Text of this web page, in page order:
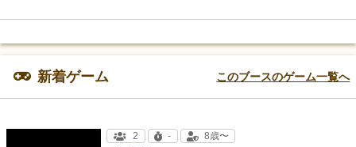
新着ゲーム このブースのゲーム一覧へ
2 - 8歳〜